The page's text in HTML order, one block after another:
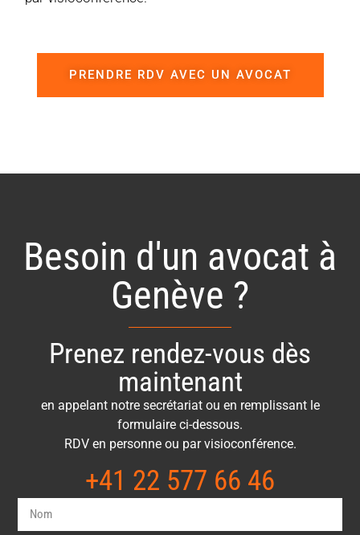
PRENDRE RDV AVEC UN AVOCAT
Besoin d'un avocat à
Genève ?
Prenez rendez-vous dès
maintenant
en appelant notre secrétariat ou en remplissant le
formulaire ci-dessous.
RDV en personne ou par visioconférence.
+41 22 577 66 46​